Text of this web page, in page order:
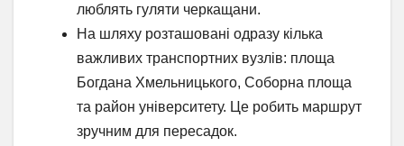
люблять гуляти черкащани.
На шляху розташовані одразу кілька
важливих транспортних вузлів: площа
Богдана Хмельницького, Соборна площа
та район університету. Це робить маршрут
зручним для пересадок.